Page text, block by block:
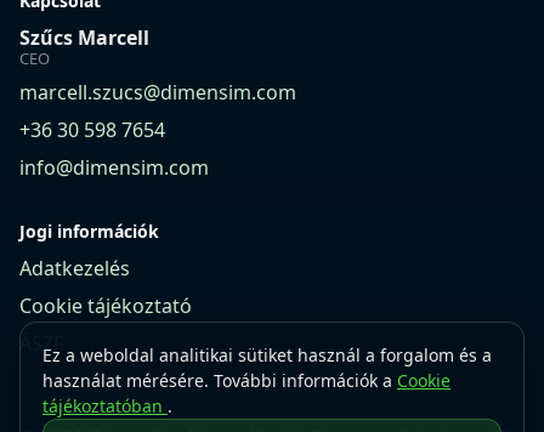
Ez a weboldal analitikai sütiket használ a forgalom és a
használat mérésére. További információk a Cookie
tájékoztatóban .
Szűcs Marcell
CEO
marcell.szucs@dimensim.com
+36 30 598 7654
info@dimensim.com
Jogi információk
Adatkezelés
Cookie tájékoztató
ÁSZF